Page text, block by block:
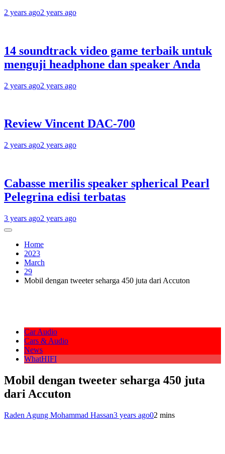
2 years ago2 years ago
14 soundtrack video game terbaik untuk
menguji headphone dan speaker Anda
2 years ago2 years ago
Review Vincent DAC-700
2 years ago2 years ago
Cabasse merilis speaker spherical Pearl
Pelegrina edisi terbatas
3 years ago2 years ago
Home
2023
March
29
Mobil dengan tweeter seharga 450 juta dari Accuton
Car Audio
Cars & Audio
News
WhatHIFI
Mobil dengan tweeter seharga 450 juta
dari Accuton
Raden Agung Mohammad Hassan3 years ago02 mins